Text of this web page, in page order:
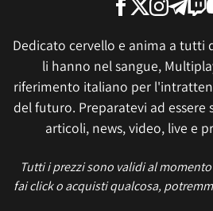
Dedicato cervello e anima a tutti
li hanno nel sangue,
riferimento italiano per
del futuro. Preparatevi ad
articoli, news, video, live e
Tutti i prezzi sono validi al
fai click o acquisti qualcosa,